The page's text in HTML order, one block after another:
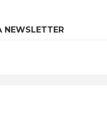
NEWSLETTER